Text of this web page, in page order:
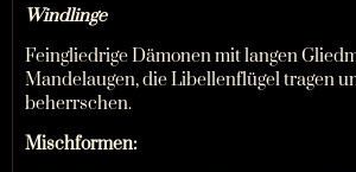
Windlinge
Feingliedrige Dämonen mit langen
Mandelaugen, die Libellenflügel tragen
beherrschen.
Mischformen: